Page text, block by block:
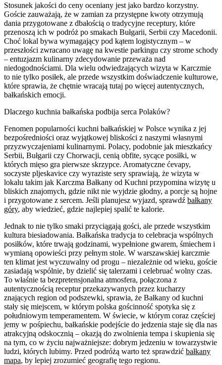
Stosunek jakości do ceny oceniany jest jako bardzo korzystny.
Goście zauważają, że w zamian za przystępne kwoty otrzymują
dania przygotowane z dbałością o tradycyjne receptury, które
przenoszą ich w podróż po smakach Bułgarii, Serbii czy Macedonii.
Choć lokal bywa wymagający pod kątem logistycznym – w
przeszłości zwracano uwagę na kwestie parkingu czy strome schody
– entuzjazm kulinarny zdecydowanie przeważa nad
niedogodnościami. Dla wielu odwiedzających wizyta w Karczmie
to nie tylko posiłek, ale przede wszystkim doświadczenie kulturowe,
które sprawia, że chętnie wracają tutaj po więcej autentycznych,
bałkańskich emocji.
Dlaczego kuchnia bałkańska podbija serca Polaków?
Fenomen popularności kuchni bałkańskiej w Polsce wynika z jej
bezpośredniości oraz wyjątkowej bliskości z naszymi własnymi
przyzwyczajeniami kulinarnymi. Polacy, podobnie jak mieszkańcy
Serbii, Bułgarii czy Chorwacji, cenią obfite, sycące posiłki, w
których mięso gra pierwsze skrzypce. Aromatyczne ćevapy,
soczyste pljeskavice czy wyraziste sery sprawiają, że wizyta w
lokalu takim jak Karczma Bałkany od Kuchni przypomina wizytę u
bliskich znajomych, gdzie nikt nie wyjdzie głodny, a porcje są hojne
i przygotowane z sercem. Jeśli planujesz wyjazd, sprawdź bałkany
góry, aby wiedzieć, gdzie najlepiej spalić te kalorie.
Jednak to nie tylko smaki przyciągają gości, ale przede wszystkim
kultura biesiadowania. Bałkańska tradycja to celebracja wspólnych
posiłków, które trwają godzinami, wypełnione gwarem, śmiechem i
wymianą opowieści przy pełnym stole. W warszawskiej karczmie
ten klimat jest wyczuwalny od progu – niezależnie od wieku, goście
zasiadają wspólnie, by dzielić się talerzami i celebruać wolny czas.
To właśnie ta bezpretensjonalna atmosfera, połączona z
autentycznością receptur przekazywanych przez kucharzy
znających region od podszewki, sprawia, że Bałkany od kuchni
stały się miejscem, w którym polska gościnność spotyka się z
południowym temperamentem. W świecie, w którym coraz częściej
jemy w pośpiechu, bałkańskie podejście do jedzenia staje się dla nas
atrakcyjną odskocznią – okazją do zwolnienia tempa i skupienia się
na tym, co w życiu najważniejsze: dobrym jedzeniu w towarzystwie
ludzi, których lubimy. Przed podróżą warto też sprawdzić bałkany
mapa, by lepiej zrozumieć geografię tego regionu.